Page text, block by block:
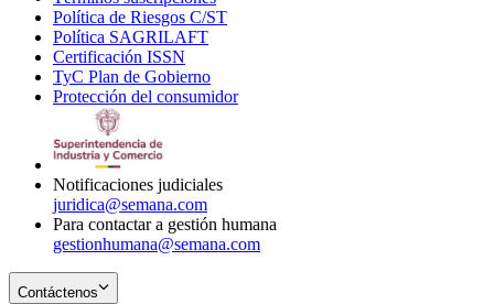
window
in
Política de Riesgos C/ST
Política SAGRILAFT
new
window
Certificación ISSN
in
new
TyC Plan de Gobierno
in
Protección del consumidorOpens
Notificaciones judiciales
juridica@semana.com
Para contactar a gestión humana
gestionhumana@semana.com
Contáctenos